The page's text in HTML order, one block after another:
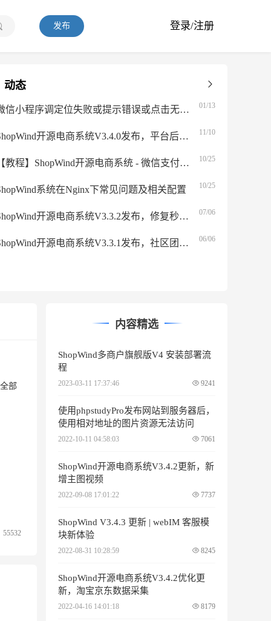
发布 登录/注册
动态
微信小程序调定位失败或提示错误或点击无反应解决办法 01/13
ShopWind开源电商系统V3.4.0发布，平台后台管理功能全面升级 11/10
【教程】ShopWind开源电商系统 - 微信支付配置 10/25
系统在Nginx下常见问题及相关配置 10/25
ShopWind开源电商系统V3.3.2发布，修复秒杀拼团等！ 07/06
ShopWind开源电商系统V3.3.1发布，社区团购功能来袭！ 06/06
部
55532
内容精选
ShopWind多商户旗舰版V4 安装部署流
程
2023-03-11 17:37:46 9241
使用phpstudyPro发布网站到服务器后，
使用相对地址的图片资源无法访问
2022-10-11 04:58:03 7061
ShopWind开源电商系统V3.4.2更新，新
增主图视频
2022-09-08 17:01:22 7737
ShopWind V3.4.3 更新 | webIM 客服模
块新体验
2022-08-31 10:28:59 8245
ShopWind开源电商系统V3.4.2优化更
新，淘宝京东数据采集
2022-04-16 14:01:18 8179